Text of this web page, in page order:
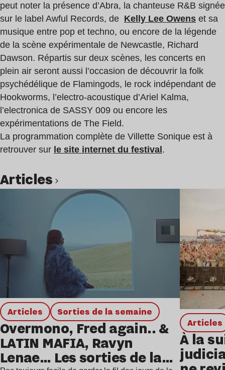
peut noter la présence d’Abra, la chanteuse R&B signée
sur le label Awful Records, de Kelly Lee Owens et sa
musique entre pop et techno, ou encore de la légende
de la scène expérimentale de Newcastle, Richard
Dawson. Répartis sur deux scènes, les concerts en
plein air seront aussi l’occasion de découvrir la folk
psychédélique de Flamingods, le rock indépendant de
Hookworms, l’electro-acoustique d’Ariel Kalma,
l’electronica de SASSY 009 ou encore les
expérimentations de The Field.
La programmation complète de Villette Sonique est à
retrouver sur e site internet du festival .
Articles
Articles Sorties de la semaine
Overmono, Fred again.. &
LATIN MAFIA, Ravyn
Lenae… Les sorties de la
Articles
À la